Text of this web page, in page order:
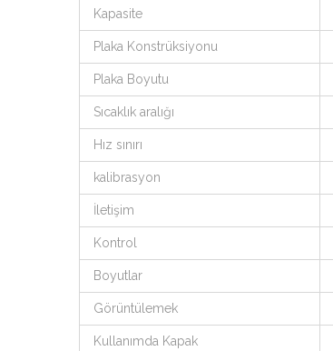
Kapasite
Plaka Konstrüksiyonu
Plaka Boyutu
Sıcaklık aralığı
Hız sınırı
kalibrasyon
İletişim
Kontrol
Boyutlar
Görüntülemek
Kullanımda Kapak